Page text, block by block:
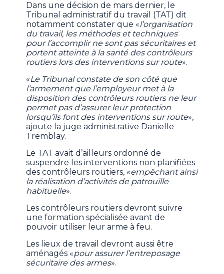
Dans une décision de mars dernier, le
Tribunal administratif du travail (TAT) dit
notamment constater que «l’organisation
du travail, les méthodes et techniques
pour l’accomplir ne sont pas sécuritaires et
portent atteinte à la santé des contrôleurs
routiers lors des interventions sur route».
«Le Tribunal constate de son côté que
l’armement que l’employeur met à la
disposition des contrôleurs routiers ne leur
permet pas d’assurer leur protection
lorsqu’ils font des interventions sur route»,
ajoute la juge administrative Danielle
Tremblay.
Le TAT avait d’ailleurs ordonné de
suspendre les interventions non planifiées
des contrôleurs routiers, «empêchant ainsi
la réalisation d’activités de patrouille
habituelle».
Les contrôleurs routiers devront suivre
une formation spécialisée avant de
pouvoir utiliser leur arme à feu.
Les lieux de travail devront aussi être
aménagés «pour assurer l’entreposage
sécuritaire des armes».